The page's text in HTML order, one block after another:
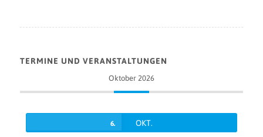
TERMINE UND VERANSTALTUNGEN
Oktober 2026
6. OKT.